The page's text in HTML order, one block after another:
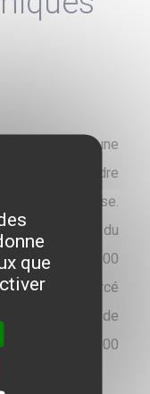
1966, est une
cadre
d’entreprise.
vie publique du
sur-Loire (7 000
exercé
communauté de
Loire (50 000
que